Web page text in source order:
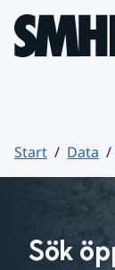
Hoppa till sidans
Start Data
Huvudinnehåll
Sök